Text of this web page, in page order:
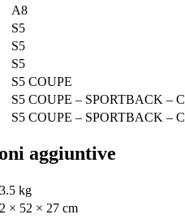
A8
S5
S5
S5
S5 COUPE
S5 COUPE – SPORTBACK –
S5 COUPE – SPORTBACK –
aggiuntive
kg
× 52 × 27 cm